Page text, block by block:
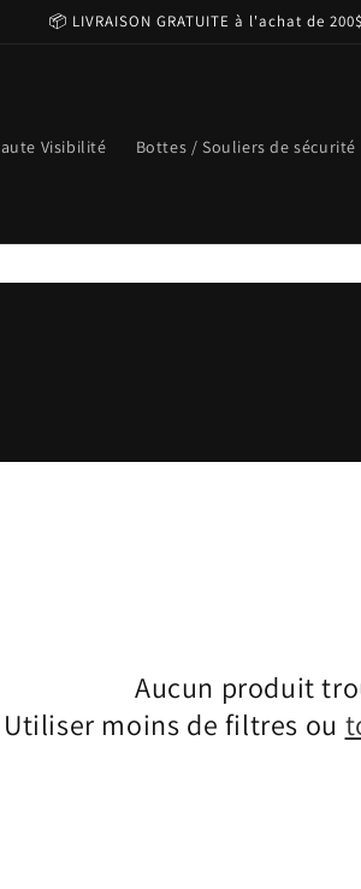
📦 LIVRAISON GRATUITE à l'achat de
Visibilité Bottes / Souliers de sécurité
Aucun produit
Utiliser moins de filtres ou